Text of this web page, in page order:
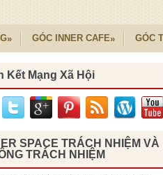
» GÓC INNER CAFE» GÓC
Kết Mạng Xã Hội
SPACE TRÁCH NHIỆM VÀ
TRÁCH NHIỆM